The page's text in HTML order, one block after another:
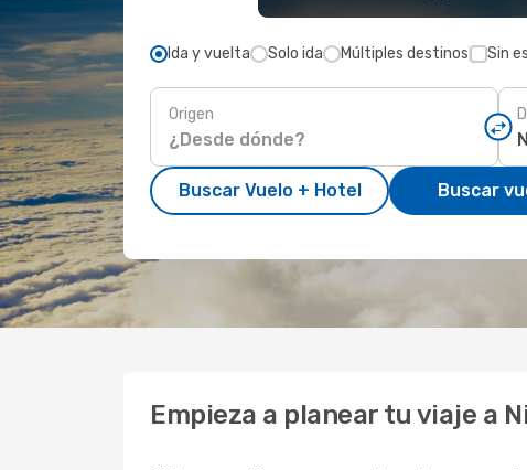
Ida y vuelta Solo ida Múltiples destinos Sin
Origen
Buscar Vuelo + Hotel Buscar
Empieza a planear tu viaje a